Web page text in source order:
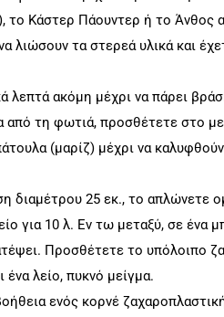
το Κάστερ Πάουντερ ή το Άνθος
λιώσουν τα στερεά υλικά και
λεπτά ακόμη μέχρι να πάρει
τη φωτιά, προσθέτετε στο
(μαρίζ) μέχρι να
διαμέτρου 25 εκ., το απλώνετε
για 10 λ. Εν τω μεταξύ, σε ένα
Προσθέτετε το υπόλοιπο
ένα λείο, πυκνό μείγμα.
ενός κορνέ